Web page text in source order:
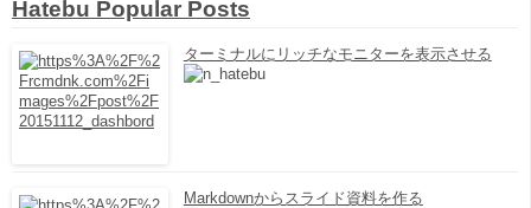
Hatebu Popular Posts
ターミナルにリッチなモニターを表示させる
Markdownからスライド資料を作る